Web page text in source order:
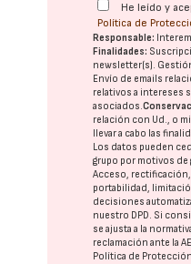
He leído y
Política de
Responsable:
Finalidades:
newsletter(s).
Envío de emails
relativos a intereses
asociados.
relación con Ud., o
llevar a cabo las
Los datos pueden
grupo por motivos
Acceso,
portabilidad,
decisiones
nuestro DPD. Si
se ajusta a la
reclamación ante la
Política de